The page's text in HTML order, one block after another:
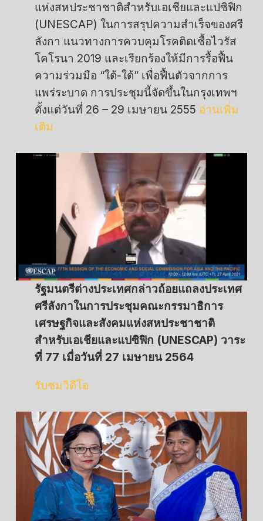
แห่งสหประชาชาติสำหรับเอเชียและแปซิฟิก
(UNESCAP) ในการสรุปความสำเร็จของศรี
ลังกา แนวทางการควบคุมโรคติดเชื้อไวรัส
โคโรนา 2019 และเรียกร้องให้มีการรื้อฟื้น
ความร่วมมือ “ใต้-ใต้” เพื่อฟื้นตัวจากการ
แพร่ระบาด การประชุมนี้จัดขึ้นในกรุงเทพฯ
ตั้งแต่วันที่ 26 – 29 เมษายน 2555 อ่านเพิ่ม
เติม
รัฐมนตรีต่างประเทศกล่าวถ้อยแถลงประเทศ
ศรีลังกาในการประชุมคณะกรรมาธิการ
เศรษฐกิจและสังคมแห่งสหประชาชาติ
สำหรับเอเชียและแปซิฟิก (UNESCAP) วาระ
ที่ 77 เมื่อวันที่ 27 เมษายน 2564
รับชมวิดีโอ